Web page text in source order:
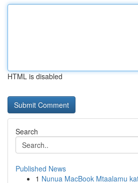
HTML is disabled
Search
Published News
1 Nunua MacBook Mtaalamu